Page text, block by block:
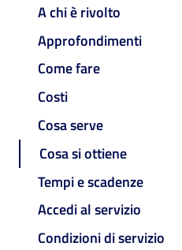
A chi è rivolto
Approfondimenti
Come fare
Costi
Cosa serve
Cosa si ottiene
Tempi e scadenze
Accedi al servizio
Condizioni di servizio